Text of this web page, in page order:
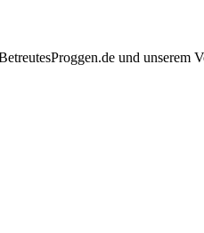
und unserem